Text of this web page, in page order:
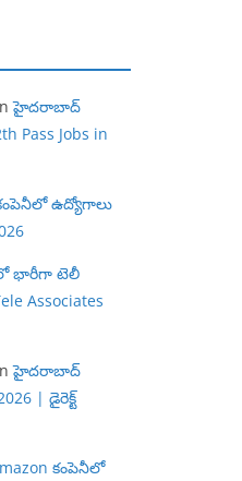
హైదరాబాద్
Pass Jobs in
ఉద్యోగాలు
భారీగా టెలీ
Associates
హైదరాబాద్
| డైరెక్ట్
కంపెనీలో